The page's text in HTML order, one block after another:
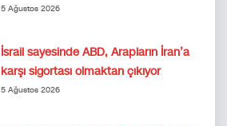
5 Ağustos 2026
İsrail sayesinde ABD, Arapların İran’a
karşı sigortası olmaktan çıkıyor
5 Ağustos 2026